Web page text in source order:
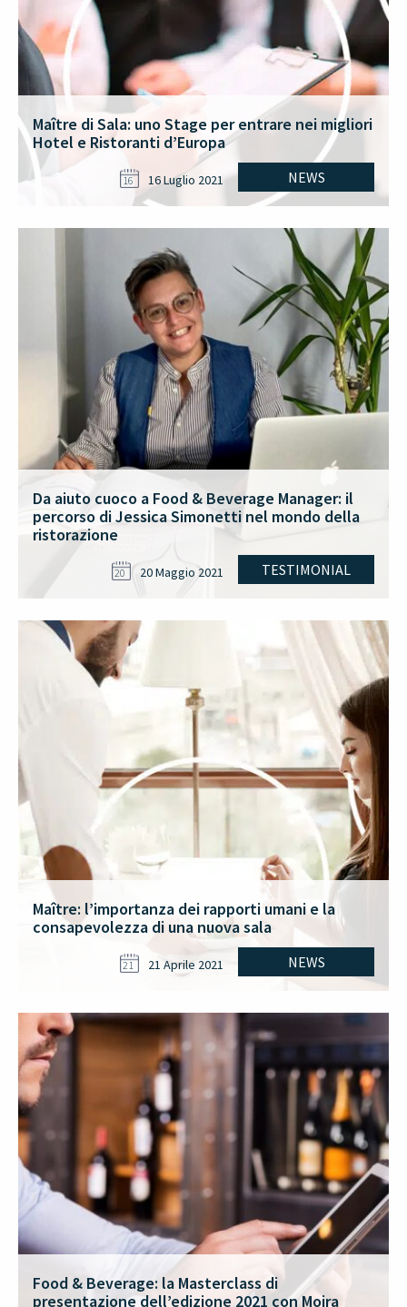
Maître di Sala: uno Stage per entrare nei migliori
Hotel e Ristoranti d’Europa
NEWS
16 16 Luglio 2021
Da aiuto cuoco a Food & Beverage Manager: il
percorso di Jessica Simonetti nel mondo della
ristorazione
TESTIMONIAL
20 20 Maggio 2021
Maître: l’importanza dei rapporti umani e la
consapevolezza di una nuova sala
NEWS
21 21 Aprile 2021
Food & Beverage: la Masterclass di
presentazione dell’edizione 2021 con Moira